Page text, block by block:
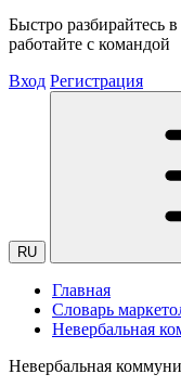
Быстро разбирайтесь
работайте с командой
Вход Регистрация
RU
Главная
Словарь
Невербальная
Невербальная